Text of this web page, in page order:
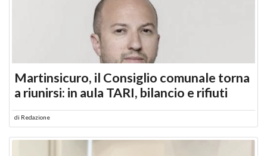
Martinsicuro, il Consiglio comunale torna
a riunirsi: in aula TARI, bilancio e rifiuti
di Redazione